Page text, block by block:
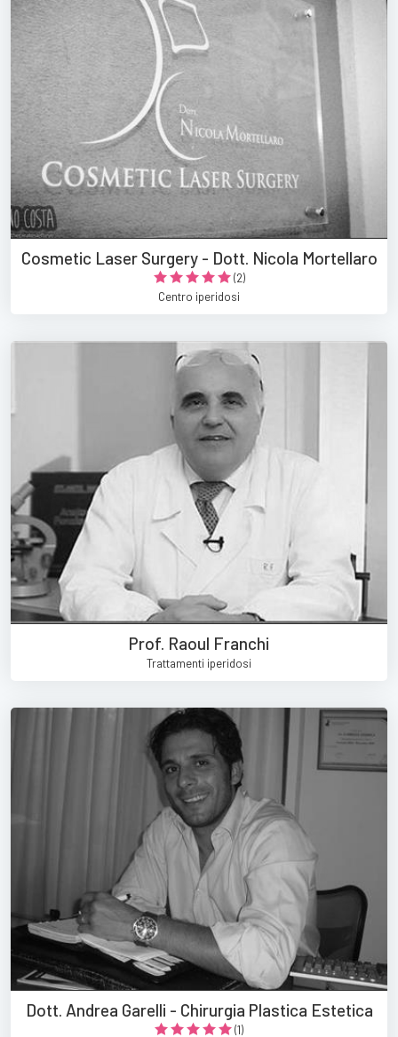
Cosmetic Laser Surgery - Dott. Nicola Mortellaro
(2)
Centro iperidosi
Prof. Raoul Franchi
Trattamenti iperidosi
Dott. Andrea Garelli - Chirurgia Plastica Estetica
(1)